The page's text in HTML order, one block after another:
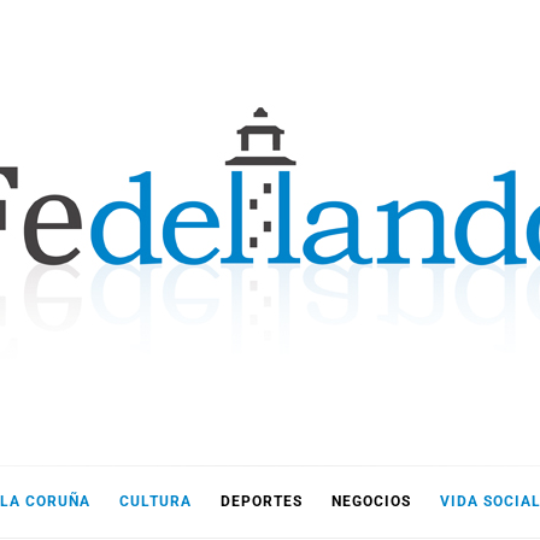
LA CORUÑA CULTURA DEPORTES NEGOCIOS VIDA SOCIAL